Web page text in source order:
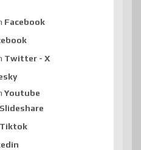
Facebook
Twitter - X
Youtube
Slideshare
Tiktok